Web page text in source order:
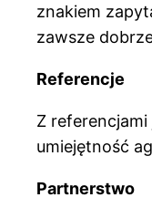
znakiem
zawsze
Referencje
Z
umiejętność
Partnerstwo